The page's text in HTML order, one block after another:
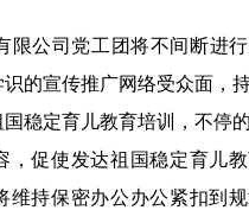
限公司党工团将不间断进
的宣传推广网络受众面，
稳定育儿教育培训，不停
，促使发达祖国稳定育儿
维持保密办公办公紧扣到